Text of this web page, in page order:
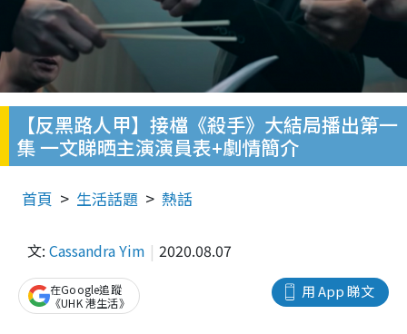
【反黑路人甲】接檔《殺手》大結局播出第一
集 一文睇晒主演演員表+劇情簡介
首頁 生活話題 熱話
文: Cassandra Yim 2020.08.07
用 App 睇文
在Google追蹤
《UHK 港生活》